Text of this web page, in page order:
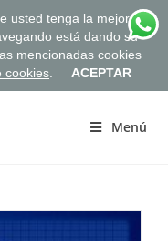
Menú
usted tenga la mejor
está dando su
mencionadas cookies
cookies ACEPTAR